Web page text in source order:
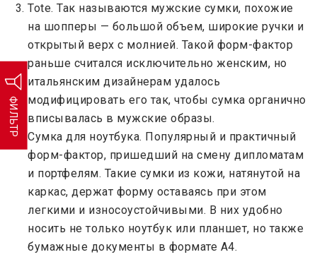
ФИЛЬТР
Tote. Так называются мужские сумки, похожие
на шопперы — большой объем, широкие ручки и
открытый верх с молнией. Такой форм-фактор
раньше считался исключительно женским, но
итальянским дизайнерам удалось
модифицировать его так, чтобы сумка органично
вписывалась в мужские образы.
Сумка для ноутбука. Популярный и практичный
форм-фактор, пришедший на смену дипломатам
и портфелям. Такие сумки из кожи, натянутой на
каркас, держат форму оставаясь при этом
легкими и износоустойчивыми. В них удобно
носить не только ноутбук или планшет, но также
бумажные документы в формате А4.